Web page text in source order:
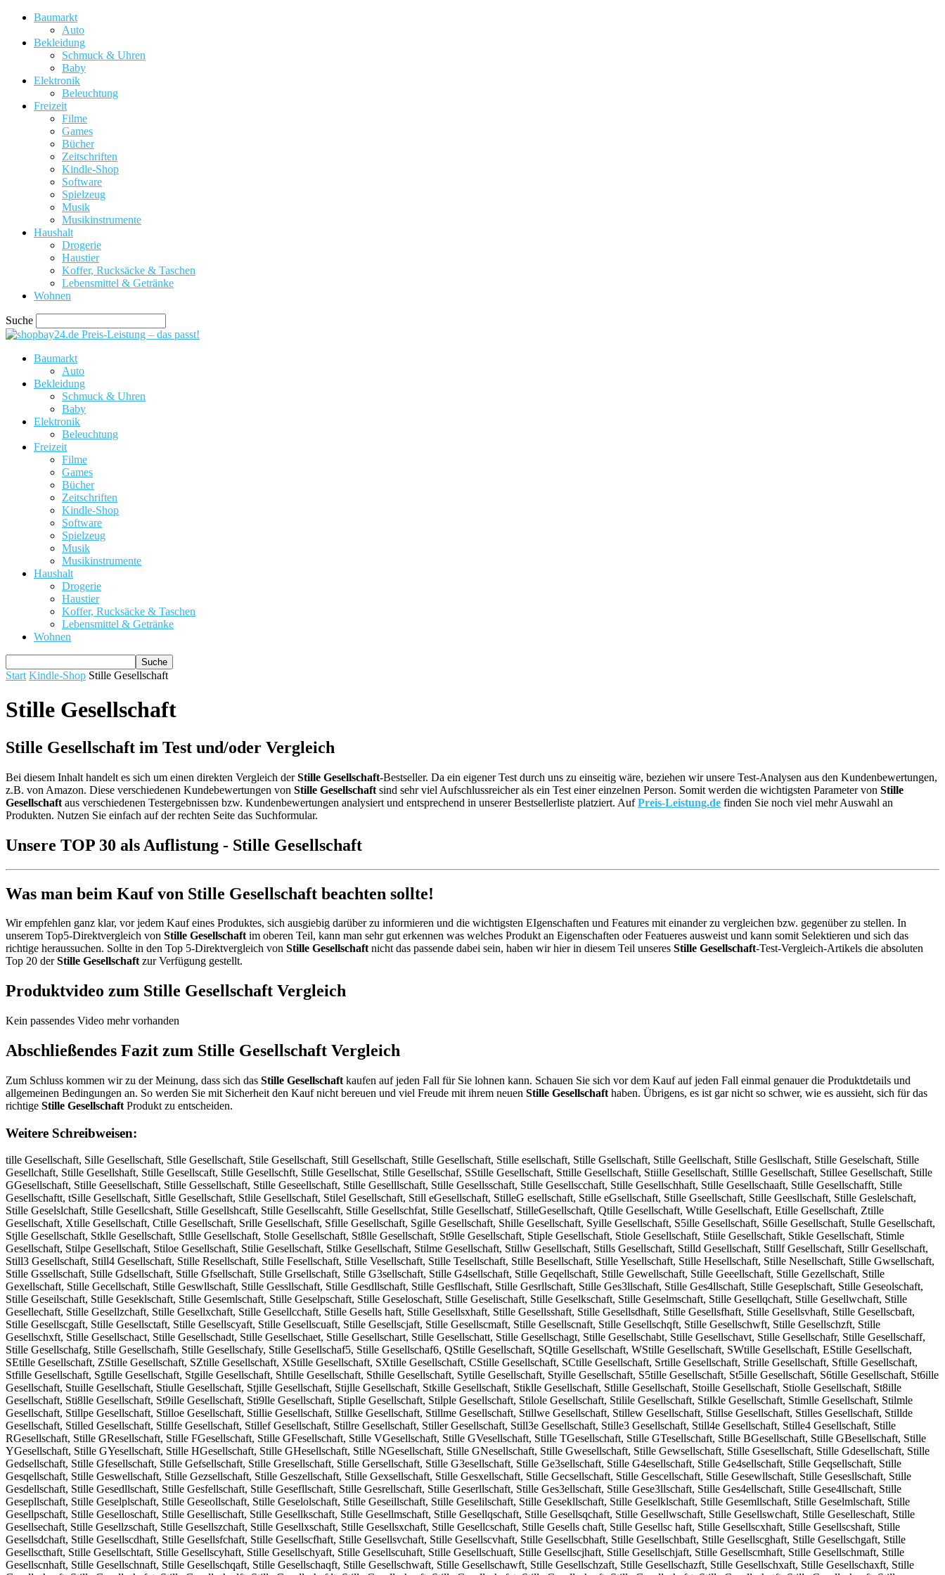
Baumarkt
Auto
Bekleidung
Schmuck & Uhren
Baby
Elektronik
Beleuchtung
Freizeit
Filme
Games
Bücher
Zeitschriften
Kindle-Shop
Software
Spielzeug
Musik
Musikinstrumente
Haushalt
Drogerie
Haustier
Koffer, Rucksäcke & Taschen
Lebensmittel & Getränke
Wohnen
Suche
Preis-Leistung – das passt!
Baumarkt
Auto
Bekleidung
Schmuck & Uhren
Baby
Elektronik
Beleuchtung
Freizeit
Filme
Games
Bücher
Zeitschriften
Kindle-Shop
Software
Spielzeug
Musik
Musikinstrumente
Haushalt
Drogerie
Haustier
Koffer, Rucksäcke & Taschen
Lebensmittel & Getränke
Wohnen
Start Kindle-Shop Stille Gesellschaft
Stille Gesellschaft
Stille Gesellschaft im Test und/oder Vergleich
Bei diesem Inhalt handelt es sich um einen direkten Vergleich derStille Gesellschaft-Bestseller. Da ein eigener Test durch uns zu einseitig wäre, beziehen wir unsere Test-Analysen aus den Kundenbewertungen,
z.B. von Amazon. Diese verschiedenen Kundebewertungen von Stille Gesellschaft sind sehr viel Aufschlussreicher als ein Test einer einzelnen Person. Somit werden die wichtigsten Parameter von Stille
Gesellschaft aus verschiedenen Testergebnissen bzw. Kundenbewertungen analysiert und entsprechend in unserer Bestsellerliste platziert. AufPreis-Leistung.de finden Sie noch viel mehr Auswahl an
Produkten. Nutzen Sie einfach auf der rechten Seite das Suchformular.
Unsere TOP 30 als Auflistung - Stille Gesellschaft
Was man beim Kauf von Stille Gesellschaft beachten sollte!
Wir empfehlen ganz klar, vor jedem Kauf eines Produktes, sich ausgiebig darüber zu informieren und die wichtigsten EIgenschaften und Features mit einander zu vergleichen bzw. gegenüber zu stellen. In
unserem Top5-Direktvergleich von Stille Gesellschaftim oberen Teil, kann man sehr gut erkennen was welches Produkt an Eigenschaften oder Featueres ausweist und kann somit Selektieren und sich das
richtige heraussuchen. Sollte in den Top 5-Direktvergleich von Stille Gesellschaftnicht das passende dabei sein, haben wir hier in diesem Teil unseres Stille Gesellschaft-Test-Vergleich-Artikels die absoluten
Top 20 derStille Gesellschaftzur Verfügung gestellt.
Produktvideo zum Stille Gesellschaft Vergleich
Kein passendes Video mehr vorhanden
Abschließendes Fazit zum Stille Gesellschaft Vergleich
Zum Schluss kommen wir zu der Meinung, dass sich das Stille Gesellschaft kaufen auf jeden Fall für Sie lohnen kann. Schauen Sie sich vor dem Kauf auf jeden Fall einmal genauer die Produktdetails und
allgemeinen Bedingungen an. So werden Sie mit Sicherheit den Kauf nicht bereuen und viel Freude mit ihrem neuen Stille Gesellschaft haben. Übrigens, es ist gar nicht so schwer, wie es aussieht, sich für das
richtige Stille Gesellschaft Produkt zu entscheiden.
Weitere Schreibweisen:
tille Gesellschaft, Sille Gesellschaft, Stlle Gesellschaft, Stile Gesellschaft, Still Gesellschaft, Stille Gesellschaft, Stille esellschaft, Stille Gsellschaft, Stille Geellschaft, Stille Gesllschaft, Stille Geselschaft, Stille
Gesellchaft, Stille Gesellshaft, Stille Gesellscaft, Stille Gesellschft, Stille Gesellschat, Stille Gesellschaf, SStille Gesellschaft, Sttille Gesellschaft, Stiille Gesellschaft, Stillle Gesellschaft, Stillee Gesellschaft, Stille
GGesellschaft, Stille Geesellschaft, Stille Gessellschaft, Stille Geseellschaft, Stille Geselllschaft, Stille Gesellsschaft, Stille Gesellscchaft, Stille Gesellschhaft, Stille Gesellschaaft, Stille Gesellschafft, Stille
Gesellschaftt, tSille Gesellschaft, Sitlle Gesellschaft, Stlile Gesellschaft, Stilel Gesellschaft, Still eGesellschaft, StilleG esellschaft, Stille eGsellschaft, Stille Gseellschaft, Stille Geesllschaft, Stille Geslelschaft,
Stille Geselslchaft, Stille Gesellcshaft, Stille Gesellshcaft, Stille Gesellscahft, Stille Gesellschfat, Stille Gesellschatf, StilleGesellschaft, Qtille Gesellschaft, Wtille Gesellschaft, Etille Gesellschaft, Ztille
Gesellschaft, Xtille Gesellschaft, Ctille Gesellschaft, Srille Gesellschaft, Sfille Gesellschaft, Sgille Gesellschaft, Shille Gesellschaft, Syille Gesellschaft, S5ille Gesellschaft, S6ille Gesellschaft, Stulle Gesellschaft,
Stjlle Gesellschaft, Stklle Gesellschaft, Stllle Gesellschaft, Stolle Gesellschaft, St8lle Gesellschaft, St9lle Gesellschaft, Stiple Gesellschaft, Stiole Gesellschaft, Stiile Gesellschaft, Stikle Gesellschaft, Stimle
Gesellschaft, Stilpe Gesellschaft, Stiloe Gesellschaft, Stilie Gesellschaft, Stilke Gesellschaft, Stilme Gesellschaft, Stillw Gesellschaft, Stills Gesellschaft, Stilld Gesellschaft, Stillf Gesellschaft, Stillr Gesellschaft,
Still3 Gesellschaft, Still4 Gesellschaft, Stille Resellschaft, Stille Fesellschaft, Stille Vesellschaft, Stille Tesellschaft, Stille Besellschaft, Stille Yesellschaft, Stille Hesellschaft, Stille Nesellschaft, Stille Gwsellschaft,
Stille Gssellschaft, Stille Gdsellschaft, Stille Gfsellschaft, Stille Grsellschaft, Stille G3sellschaft, Stille G4sellschaft, Stille Geqellschaft, Stille Gewellschaft, Stille Geeellschaft, Stille Gezellschaft, Stille
Gexellschaft, Stille Gecellschaft, Stille Geswllschaft, Stille Gessllschaft, Stille Gesdllschaft, Stille Gesfllschaft, Stille Gesrllschaft, Stille Ges3llschaft, Stille Ges4llschaft, Stille Geseplschaft, Stille Geseolschaft,
Stille Geseilschaft, Stille Geseklschaft, Stille Gesemlschaft, Stille Geselpschaft, Stille Geseloschaft, Stille Geselischaft, Stille Geselkschaft, Stille Geselmschaft, Stille Gesellqchaft, Stille Gesellwchaft, Stille
Gesellechaft, Stille Gesellzchaft, Stille Gesellxchaft, Stille Gesellcchaft, Stille Gesells haft, Stille Gesellsxhaft, Stille Gesellsshaft, Stille Gesellsdhaft, Stille Gesellsfhaft, Stille Gesellsvhaft, Stille Gesellscbaft,
Stille Gesellscgaft, Stille Gesellsctaft, Stille Gesellscyaft, Stille Gesellscuaft, Stille Gesellscjaft, Stille Gesellscmaft, Stille Gesellscnaft, Stille Gesellschqft, Stille Gesellschwft, Stille Gesellschzft, Stille
Gesellschxft, Stille Gesellschact, Stille Gesellschadt, Stille Gesellschaet, Stille Gesellschart, Stille Gesellschatt, Stille Gesellschagt, Stille Gesellschabt, Stille Gesellschavt, Stille Gesellschafr, Stille Gesellschaff,
Stille Gesellschafg, Stille Gesellschafh, Stille Gesellschafy, Stille Gesellschaf5, Stille Gesellschaf6, QStille Gesellschaft, SQtille Gesellschaft, WStille Gesellschaft, SWtille Gesellschaft, EStille Gesellschaft,
SEtille Gesellschaft, ZStille Gesellschaft, SZtille Gesellschaft, XStille Gesellschaft, SXtille Gesellschaft, CStille Gesellschaft, SCtille Gesellschaft, Srtille Gesellschaft, Strille Gesellschaft, Sftille Gesellschaft,
Stfille Gesellschaft, Sgtille Gesellschaft, Stgille Gesellschaft, Shtille Gesellschaft, Sthille Gesellschaft, Sytille Gesellschaft, Styille Gesellschaft, S5tille Gesellschaft, St5ille Gesellschaft, S6tille Gesellschaft, St6ille
Gesellschaft, Stuille Gesellschaft, Stiulle Gesellschaft, Stjille Gesellschaft, Stijlle Gesellschaft, Stkille Gesellschaft, Stiklle Gesellschaft, Stlille Gesellschaft, Stoille Gesellschaft, Stiolle Gesellschaft, St8ille
Gesellschaft, Sti8lle Gesellschaft, St9ille Gesellschaft, Sti9lle Gesellschaft, Stiplle Gesellschaft, Stilple Gesellschaft, Stilole Gesellschaft, Stilile Gesellschaft, Stilkle Gesellschaft, Stimlle Gesellschaft, Stilmle
Gesellschaft, Stillpe Gesellschaft, Stilloe Gesellschaft, Stillie Gesellschaft, Stillke Gesellschaft, Stillme Gesellschaft, Stillwe Gesellschaft, Stillew Gesellschaft, Stillse Gesellschaft, Stilles Gesellschaft, Stillde
Gesellschaft, Stilled Gesellschaft, Stillfe Gesellschaft, Stillef Gesellschaft, Stillre Gesellschaft, Stiller Gesellschaft, Still3e Gesellschaft, Stille3 Gesellschaft, Still4e Gesellschaft, Stille4 Gesellschaft, Stille
RGesellschaft, Stille GResellschaft, Stille FGesellschaft, Stille GFesellschaft, Stille VGesellschaft, Stille GVesellschaft, Stille TGesellschaft, Stille GTesellschaft, Stille BGesellschaft, Stille GBesellschaft, Stille
YGesellschaft, Stille GYesellschaft, Stille HGesellschaft, Stille GHesellschaft, Stille NGesellschaft, Stille GNesellschaft, Stille Gwesellschaft, Stille Gewsellschaft, Stille Gsesellschaft, Stille Gdesellschaft, Stille
Gedsellschaft, Stille Gfesellschaft, Stille Gefsellschaft, Stille Gresellschaft, Stille Gersellschaft, Stille G3esellschaft, Stille Ge3sellschaft, Stille G4esellschaft, Stille Ge4sellschaft, Stille Geqsellschaft, Stille
Gesqellschaft, Stille Geswellschaft, Stille Gezsellschaft, Stille Geszellschaft, Stille Gexsellschaft, Stille Gesxellschaft, Stille Gecsellschaft, Stille Gescellschaft, Stille Gesewllschaft, Stille Gesesllschaft, Stille
Gesdellschaft, Stille Gesedllschaft, Stille Gesfellschaft, Stille Gesefllschaft, Stille Gesrellschaft, Stille Geserllschaft, Stille Ges3ellschaft, Stille Gese3llschaft, Stille Ges4ellschaft, Stille Gese4llschaft, Stille
Gesepllschaft, Stille Geselplschaft, Stille Geseollschaft, Stille Geselolschaft, Stille Geseillschaft, Stille Geselilschaft, Stille Gesekllschaft, Stille Geselklschaft, Stille Gesemllschaft, Stille Geselmlschaft, Stille
Gesellpschaft, Stille Geselloschaft, Stille Gesellischaft, Stille Gesellkschaft, Stille Gesellmschaft, Stille Gesellqschaft, Stille Gesellsqchaft, Stille Gesellwschaft, Stille Gesellswchaft, Stille Geselleschaft, Stille
Gesellsechaft, Stille Gesellzschaft, Stille Gesellszchaft, Stille Gesellxschaft, Stille Gesellsxchaft, Stille Gesellcschaft, Stille Gesells chaft, Stille Gesellsc haft, Stille Gesellscxhaft, Stille Gesellscshaft, Stille
Gesellsdchaft, Stille Gesellscdhaft, Stille Gesellsfchaft, Stille Gesellscfhaft, Stille Gesellsvchaft, Stille Gesellscvhaft, Stille Gesellscbhaft, Stille Gesellschbaft, Stille Gesellscghaft, Stille Gesellschgaft, Stille
Gesellscthaft, Stille Gesellschtaft, Stille Gesellscyhaft, Stille Gesellschyaft, Stille Gesellscuhaft, Stille Gesellschuaft, Stille Gesellscjhaft, Stille Gesellschjaft, Stille Gesellscmhaft, Stille Gesellschmaft, Stille
Gesellscnhaft, Stille Gesellschnaft, Stille Gesellschqaft, Stille Gesellschaqft, Stille Gesellschwaft, Stille Gesellschawft, Stille Gesellschzaft, Stille Gesellschazft, Stille Gesellschxaft, Stille Gesellschaxft, Stille